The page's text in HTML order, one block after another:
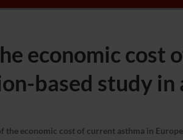
economic cost
based study in
the economic cost of current asthma in